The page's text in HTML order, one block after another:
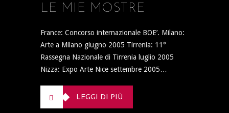
LE MIE MOSTRE
France: Concorso internazionale BOE’. Milano:
Arte a Milano giugno 2005 Tirrenia: 11°
Rassegna Nazionale di Tirrenia luglio 2005
Nizza: Expo Arte Nice settembre 2005…
LEGGI DI PIÙ